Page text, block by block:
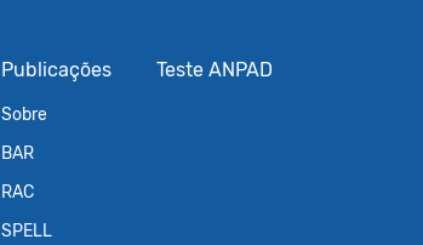
Publicações
Sobre
BAR
RAC
SPELL
Teste ANPAD